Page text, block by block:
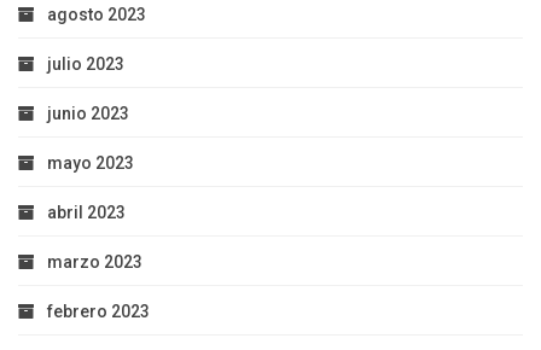
agosto 2023
julio 2023
junio 2023
mayo 2023
abril 2023
marzo 2023
febrero 2023